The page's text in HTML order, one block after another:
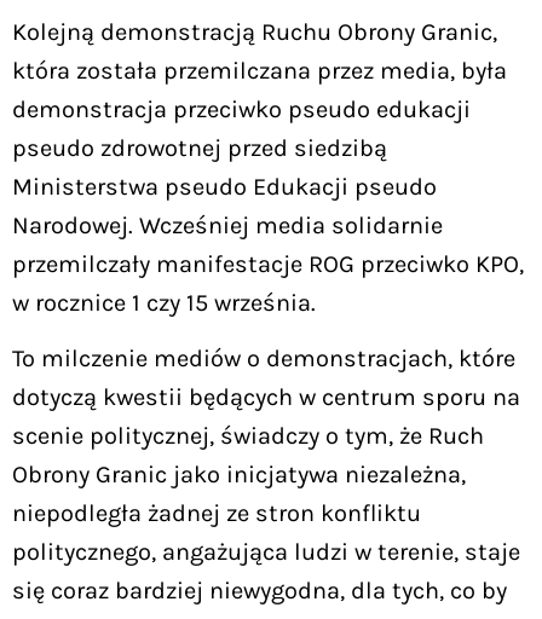
Kolejną demonstracją Ruchu Obrony Granic,
która została przemilczana przez media, była
demonstracja przeciwko pseudo edukacji
pseudo zdrowotnej przed siedzibą
Ministerstwa pseudo Edukacji pseudo
Narodowej. Wcześniej media solidarnie
przemilczały manifestacje ROG przeciwko KPO,
w rocznice 1 czy 15 września.
To milczenie mediów o demonstracjach, które
dotyczą kwestii będących w centrum sporu na
scenie politycznej, świadczy o tym, że Ruch
Obrony Granic jako inicjatywa niezależna,
niepodległa żadnej ze stron konfliktu
politycznego, angażująca ludzi w terenie, staje
się coraz bardziej niewygodna, dla tych, co by